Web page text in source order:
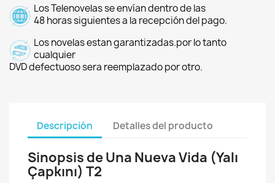
Los Telenovelas se envían dentro de las
48 horas siguientes a la recepción del pago.
Los novelas estan garantizadas.por lo tanto
cualquier
DVD defectuoso sera reemplazado por otro.
Descripción Detalles del producto
Sinopsis de Una Nueva Vida (Yalı
Çapkını) T2